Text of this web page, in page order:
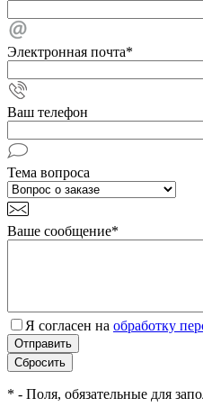
Электронная почта*
Ваш телефон
Тема вопроса
Ваше сообщение*
Я согласен на обработку
* - Поля, обязательные для